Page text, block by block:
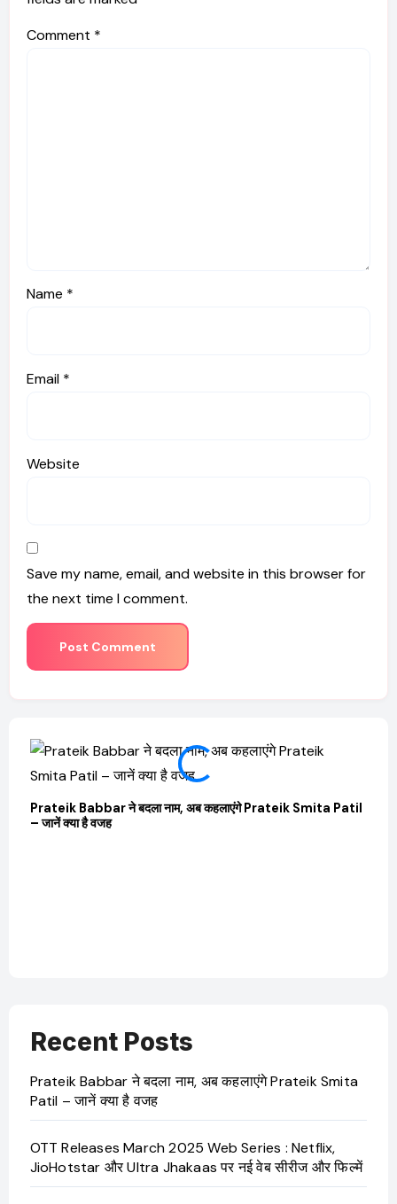
Comment *
Name *
Email *
Website
Save my name, email, and website in this browser for
the next time I comment.
Prateik Babbar ने बदला नाम, अब कहलाएंगे Prateik Smita Patil
– जानें क्या है वजह
Recent Posts
Prateik Babbar ने बदला नाम, अब कहलाएंगे Prateik Smita
Patil – जानें क्या है वजह
OTT Releases March 2025 Web Series : Netflix,
JioHotstar और Ultra Jhakaas पर नई वेब सीरीज और फिल्में